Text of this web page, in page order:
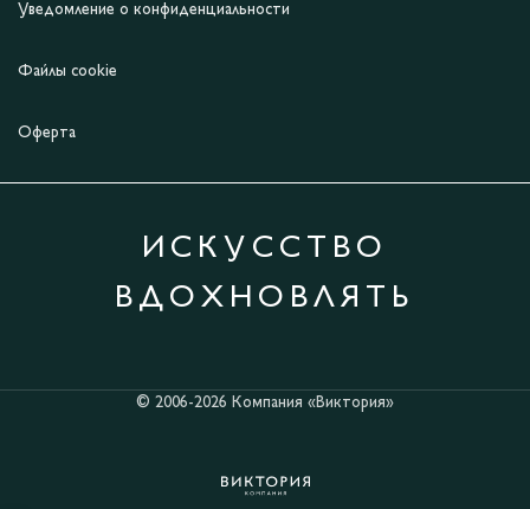
Уведомление о конфиденциальности
Файлы cookie
Оферта
ИСКУССТВО
ВДОХНОВЛЯТЬ
© 2006-2026 Компания «Виктория»